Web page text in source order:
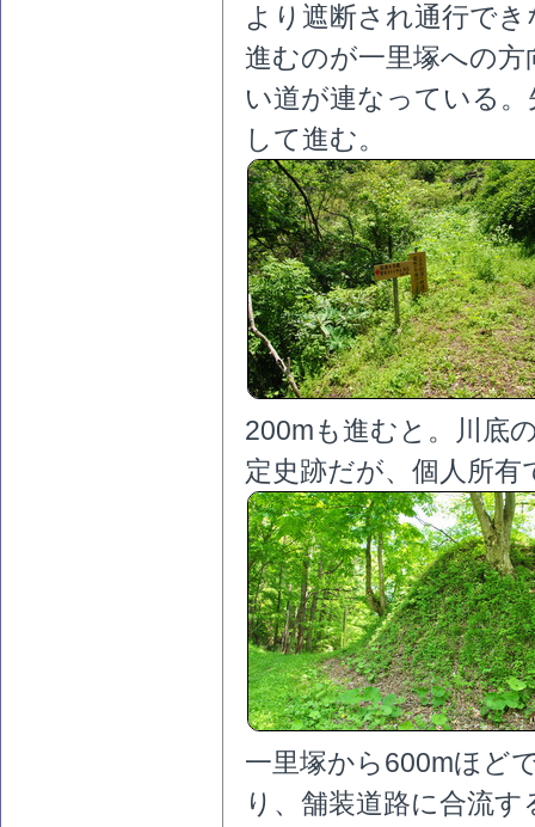
より遮断され通行で
進むのが一里塚への
い道が連なっている
して進む。
200mも進むと。川底
定史跡だが、個人所有
一里塚から600mほど
り、舗装道路に合流す